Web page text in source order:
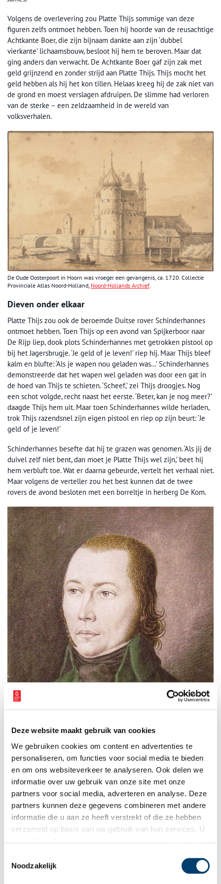
Deze website maakt gebruik van cookies
We gebruiken cookies om content en advertenties te
personaliseren, om functies voor social media te bieden
en om ons websiteverkeer te analyseren. Ook delen we
informatie over uw gebruik van onze site met onze
partners voor social media, adverteren en analyse. Deze
partners kunnen deze gegevens combineren met andere
informatie die u aan ze heeft verstrekt of die ze hebben
verzameld op basis van uw gebruik van hun services. U
Noodzakelijk
Volgens de overlevering zou Platte Thijs sommige van deze
figuren zelfs ontmoet hebben. Toen hij hoorde van de reusachtige
Achtkante Boer, die zijn bijnaam dankte aan zijn ‘dubbel
vierkante’ lichaamsbouw, besloot hij hem te beroven. Maar dat
ging anders dan verwacht. De Achtkante Boer gaf zijn zak met
geld grijnzend en zonder strijd aan Platte Thijs. Thijs mocht het
geld hebben als hij het kon tillen. Helaas kreeg hij de zak niet van
de grond en moest verslagen afdruipen. De slimme had verloren
van de sterke – een zeldzaamheid in de wereld van
volksverhalen.
De Oude Oosterpoort in Hoorn was vroeger een gevangenis, ca. 1720. Collectie
Provinciale Atlas Noord-Holland, Noord-Hollands Archief.
Dieven onder elkaar
Platte Thijs zou ook de beroemde Duitse rover Schinderhannes
ontmoet hebben. Toen Thijs op een avond van Spijkerboor naar
De Rijp liep, dook plots Schinderhannes met getrokken pistool op
bij het Jagersbrugje. ‘Je geld of je leven!’ riep hij. Maar Thijs bleef
kalm en blufte: ‘Als je wapen nou geladen was…’ Schinderhannes
demonstreerde dat het wapen wel geladen was door een gat in
de hoed van Thijs te schieten. ‘Scheef,’ zei Thijs droogjes. Nog
een schot volgde, recht naast het eerste. ‘Beter, kan je nog meer?’
daagde Thijs hem uit. Maar toen Schinderhannes wilde herladen,
trok Thijs razendsnel zijn eigen pistool en riep op zijn beurt: ‘Je
geld of je leven!’
Schinderhannes besefte dat hij te grazen was genomen. ‘Als jij de
duivel zelf niet bent, dan moet je Platte Thijs wel zijn,’ beet hij
hem verbluft toe. Wat er daarna gebeurde, vertelt het verhaal niet.
Maar volgens de verteller zou het best kunnen dat de twee
rovers de avond besloten met een borreltje in herberg De Kom.
Schinderhannes, een alias van Johannes Bückler, 1803. Collectie Stadtarchiv
Mainz, via Wikimedia Commons (publiek domein).
Logica en legende
In werkelijkheid kan deze ontmoeting nooit hebben
plaatsgevonden, want Schinderhannes – een pseudoniem van
Johannes Bückler (1783-1803) – werd pas ruim een halve eeuw
Ook de Achtkante Boer, die geïdentificeerd kan worden als de
Warmondse Cornelis Janse van Swieten (ca. 1662-1686) leefde in